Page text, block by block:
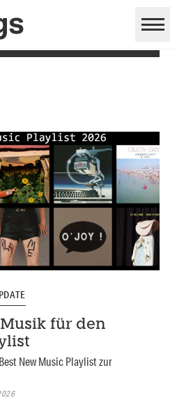
für den
New Music Playlist zur